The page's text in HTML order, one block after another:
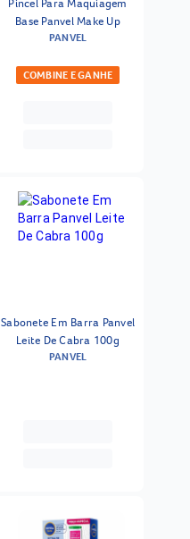
Base Panvel Make Up
PANVEL
COMBINE E GANHE
Sabonete Em Barra Panvel
Leite De Cabra 100g
PANVEL